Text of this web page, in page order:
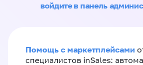
войдите в панель
Помощь с маркетплейсами
специалистов inSales: